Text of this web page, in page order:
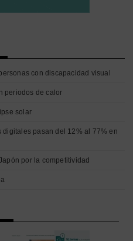
con discapacidad visual
periodos de calor
solar
pasan del 12% al 77% en
por la competitividad